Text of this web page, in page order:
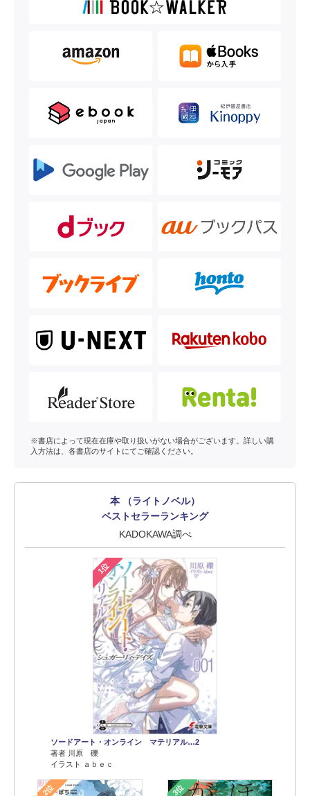
※書店によって現在在庫や取り扱いがない場合がございます。詳しい購
入方法は、各書店のサイトにてご確認ください。
本 （ライトノベル）
ベストセラーランキング
KADOKAWA調べ
1位
ソードアート・オンライン マテリアル…2
著者 川原 礫
イラスト ａｂｅｃ
2位 3位